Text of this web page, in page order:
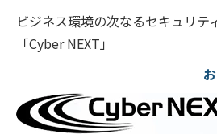
ビジネス環境の次なるセキュリテ
「Cyber NEXT」